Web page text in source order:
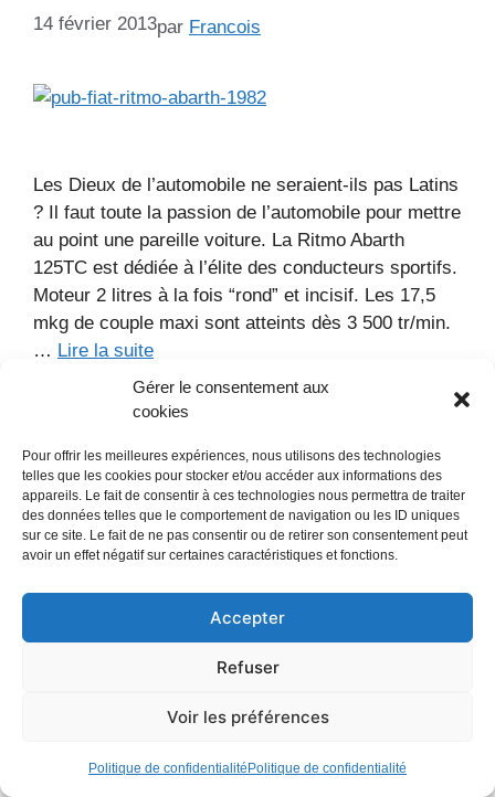
Gérer le consentement aux
cookies
Pour offrir les meilleures expériences, nous utilisons des technologies
telles que les cookies pour stocker et/ou accéder aux informations des
appareils. Le fait de consentir à ces technologies nous permettra de traiter
des données telles que le comportement de navigation ou les ID uniques
sur ce site. Le fait de ne pas consentir ou de retirer son consentement peut
avoir un effet négatif sur certaines caractéristiques et fonctions.
Accepter
Refuser
Voir les préférences
Politique de confidentialité Politique de confidentialité
14 février 2013par Francois
Les Dieux de l’automobile ne seraient-ils pas Latins
? Il faut toute la passion de l’automobile pour mettre
au point une pareille voiture. La Ritmo Abarth
125TC est dédiée à l’élite des conducteurs sportifs.
Moteur 2 litres à la fois “rond” et incisif. Les 17,5
mkg de couple maxi sont atteints dès 3 500 tr/min.
… Lire la suite
Catégories
Anciennes publicites de voitures
Fiat
Modèle : Ritmo Année : 1982
Types :
Coupé,Sportive Pays : Italie
2
commentaires
Publicité Volkswagen